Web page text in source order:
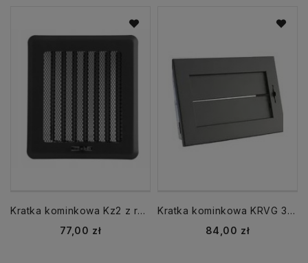
Kratka kominkowa Kz2 z ramką z żaluzją czarna
Cena
77,00 zł
Kratka kominkowa KRVG 325x170 tunel luft z żaluzją czarna
Cena
84,00 zł